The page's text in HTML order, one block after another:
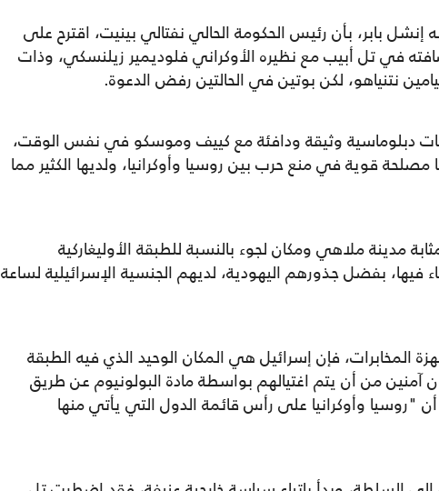
بابر، بأن رئيس الحكومة الحالي نفتالي بينيت، اقترح على
في تل أبيب مع نظيره الأوكراني فلوديمير زيلنسكي، وذات
نتنياهو، لكن بوتين في الحالتين رفض الدعوة.
دبلوماسية وثيقة ودافئة مع كييف وموسكو في نفس الوقت،
قوية في منع حرب بين روسيا وأوكرانيا، ولديها الكثير مما
مدينة ملاهي ومكان لجوء بالنسبة للطبقة الأوليغاركية
فيها، بفضل جذورهم اليهودية، لديهم الجنسية الإسرائيلية لساعة
فإن إسرائيل هي المكان الوحيد الذي فيه الطبقة
آمنين من أن يتم اغتيالهم بواسطة مادة البولونيوم عن طريق
وأوكرانيا على رأس قائمة الدول التي يأتي منها